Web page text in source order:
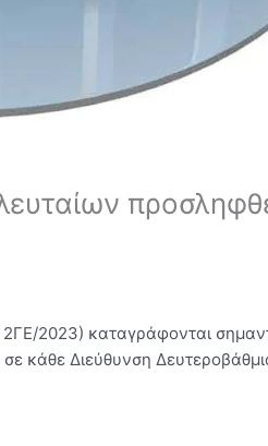
2023) καταγράφονται
κάθε Διεύθυνση